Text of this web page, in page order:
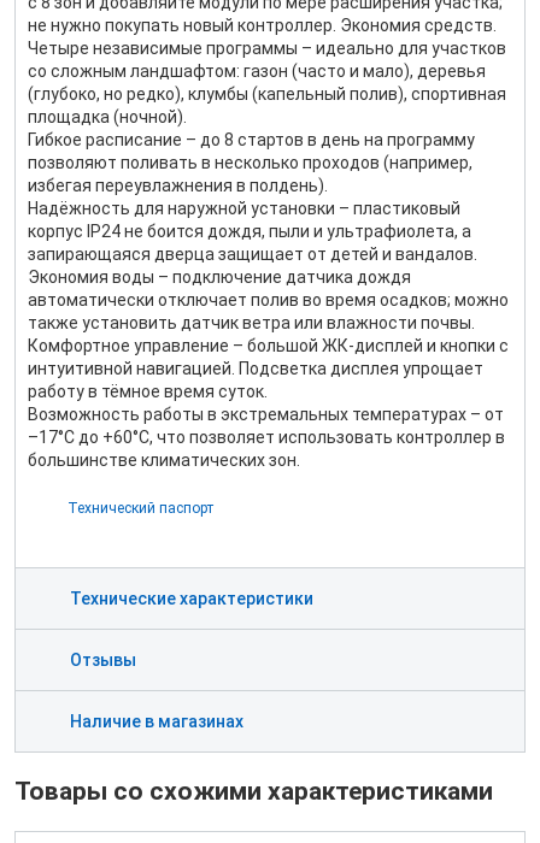
не нужно покупать новый контроллер. Экономия средств.
Четыре независимые программы – идеально для участков
со сложным ландшафтом: газон (часто и мало), деревья
(глубоко, но редко), клумбы (капельный полив), спортивная
площадка (ночной).
Гибкое расписание – до 8 стартов в день на программу
позволяют поливать в несколько проходов (например,
избегая переувлажнения в полдень).
Надёжность для наружной установки – пластиковый
корпус IP24 не боится дождя, пыли и ультрафиолета, а
запирающаяся дверца защищает от детей и вандалов.
Экономия воды – подключение датчика дождя
автоматически отключает полив во время осадков; можно
также установить датчик ветра или влажности почвы.
Комфортное управление – большой ЖК‑дисплей и кнопки с
интуитивной навигацией. Подсветка дисплея упрощает
работу в тёмное время суток.
Возможность работы в экстремальных температурах – от
–17°C до +60°C, что позволяет использовать контроллер в
большинстве климатических зон.
Технический паспорт
Технические характеристики
Отзывы
Наличие в магазинах
Товары со схожими характеристиками